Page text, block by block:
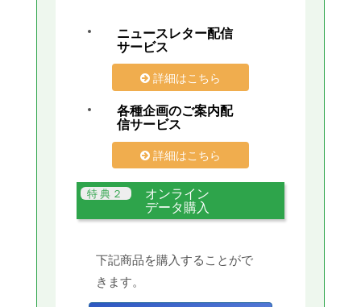
ニュースレター配信
サービス
詳細はこちら
各種企画のご案内配
信サービス
詳細はこちら
オンライン
データ購入
下記商品を購入することがで
きます。